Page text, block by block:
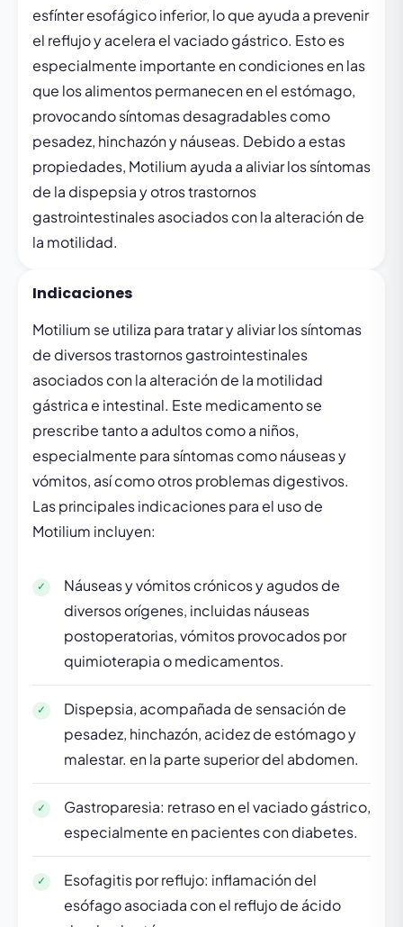
esfínter esofágico inferior, lo que ayuda a prevenir
el reflujo y acelera el vaciado gástrico. Esto es
especialmente importante en condiciones en las
que los alimentos permanecen en el estómago,
provocando síntomas desagradables como
pesadez, hinchazón y náuseas. Debido a estas
propiedades, Motilium ayuda a aliviar los síntomas
de la dispepsia y otros trastornos
gastrointestinales asociados con la alteración de
la motilidad.
Indicaciones
Motilium se utiliza para tratar y aliviar los síntomas
de diversos trastornos gastrointestinales
asociados con la alteración de la motilidad
gástrica e intestinal. Este medicamento se
prescribe tanto a adultos como a niños,
especialmente para síntomas como náuseas y
vómitos, así como otros problemas digestivos.
Las principales indicaciones para el uso de
Motilium incluyen:
Náuseas y vómitos crónicos y agudos de
diversos orígenes, incluidas náuseas
postoperatorias, vómitos provocados por
quimioterapia o medicamentos.
Dispepsia, acompañada de sensación de
pesadez, hinchazón, acidez de estómago y
malestar. en la parte superior del abdomen.
Gastroparesia: retraso en el vaciado gástrico,
especialmente en pacientes con diabetes.
Esofagitis por reflujo: inflamación del
esófago asociada con el reflujo de ácido